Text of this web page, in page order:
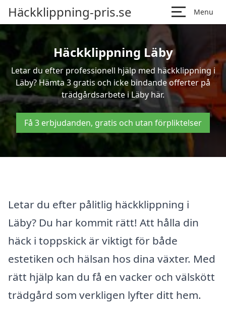
Häckklippning-pris.se Menu
Häckklippning Läby
Letar du efter professionell hjälp med häckklippning i
Läby? Hämta 3 gratis och icke bindande offerter på
trädgårdsarbete i Läby här.
Få 3 erbjudanden, gratis och utan förpliktelser
Letar du efter pålitlig häckklippning i
Läby? Du har kommit rätt! Att hålla din
häck i toppskick är viktigt för både
estetiken och hälsan hos dina växter. Med
rätt hjälp kan du få en vacker och välskött
trädgård som verkligen lyfter ditt hem.